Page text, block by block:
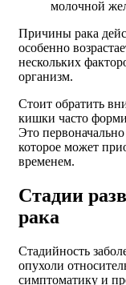
молочной
Причины рака
особенно
нескольких
организм.
Стоит обратить
кишки часто
Это
которое может
временем.
Стадии
рака
Стадийность
опухоли
симптоматику и